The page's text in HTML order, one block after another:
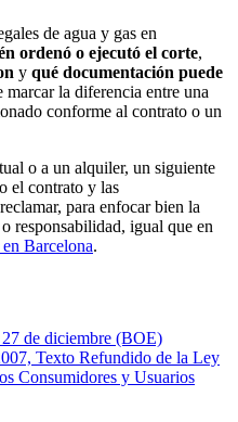
de agua y gas en
ordenó o ejecutó el corte,
y qué documentación puede
marcar la diferencia entre una
conforme al contrato o un
o a un alquiler, un siguiente
el contrato y las
para enfocar bien la
responsabilidad, igual que en
Barcelona.
de diciembre (BOE)
Texto Refundido de la Ley
Consumidores y Usuarios